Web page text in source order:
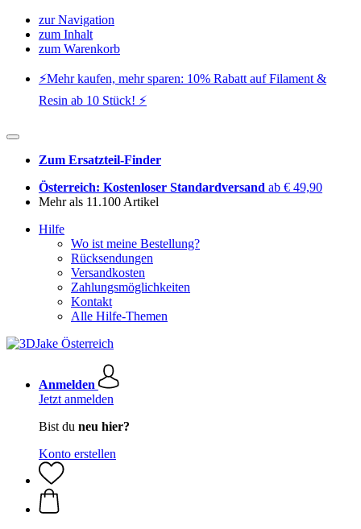
zur Navigation
zum Inhalt
zum Warenkorb
⚡️Mehr kaufen, mehr sparen: 10% Rabatt auf Filament &
Resin ab 10 Stück! ⚡️
Zum Ersatzteil-Finder
Österreich: Kostenloser Standardversand ab € 49,90
Mehr als 11.100 Artikel
Hilfe
Wo ist meine Bestellung?
Rücksendungen
Versandkosten
Zahlungsmöglichkeiten
Kontakt
Alle Hilfe-Themen
Anmelden
Jetzt anmelden
Bist du neu hier?
Konto erstellen